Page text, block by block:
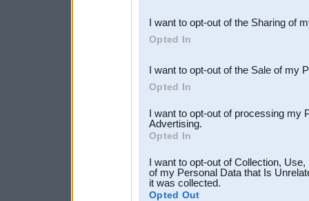
Downstream Participants
third parties.
I want to opt-out of the Sharing of
Opted In
I want to opt-out of the Sale of my
Opted In
I want to opt-out of processing my
Advertising.
Opted In
I want to opt-out of Collection,
of my Personal Data that Is
it was collected.
Opted Out